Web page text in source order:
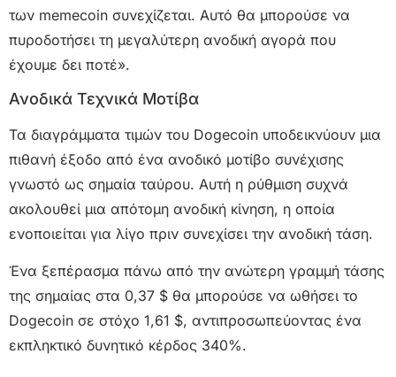
των memecoin συνεχίζεται. Αυτό θα μπορούσε να
πυροδοτήσει τη μεγαλύτερη ανοδική αγορά που
έχουμε δει ποτέ».
Ανοδικά Τεχνικά Μοτίβα
Τα διαγράμματα τιμών του Dogecoin υποδεικνύουν μια
πιθανή έξοδο από ένα ανοδικό μοτίβο συνέχισης
γνωστό ως σημαία ταύρου. Αυτή η ρύθμιση συχνά
ακολουθεί μια απότομη ανοδική κίνηση, η οποία
ενοποιείται για λίγο πριν συνεχίσει την ανοδική τάση.
Ένα ξεπέρασμα πάνω από την ανώτερη γραμμή τάσης
της σημαίας στα 0,37 $ θα μπορούσε να ωθήσει το
Dogecoin σε στόχο 1,61 $, αντιπροσωπεύοντας ένα
εκπληκτικό δυνητικό κέρδος 340%.